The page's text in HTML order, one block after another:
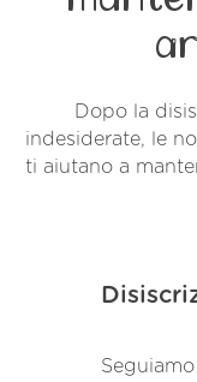
Dopo la
indesiderate, le
ti aiutano a